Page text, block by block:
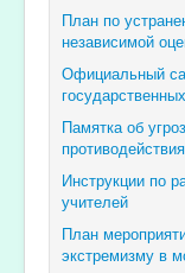
План по
независимой
Официальный
Памятка об
Инструкции по
учителей
План
экстремизму в